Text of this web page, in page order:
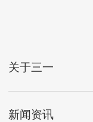
关于三一
新闻资讯